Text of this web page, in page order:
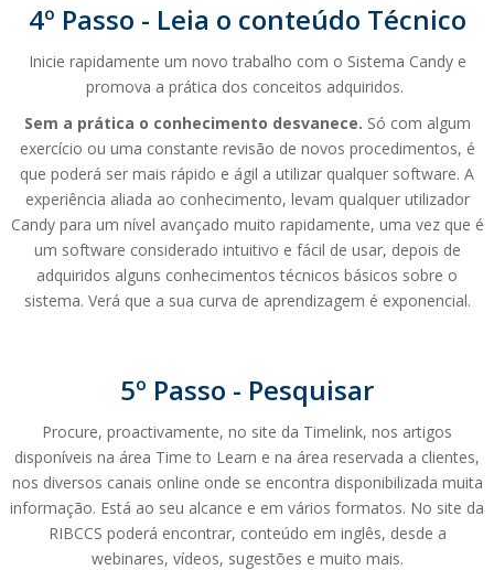
4º Passo - Leia o conteúdo Técnico
Inicie rapidamente um novo trabalho com o Sistema Candy e
promova a prática dos conceitos adquiridos.
Sem a prática o conhecimento desvanece. Só com algum
exercício ou uma constante revisão de novos procedimentos, é
que poderá ser mais rápido e ágil a utilizar qualquer software. A
experiência aliada ao conhecimento, levam qualquer utilizador
Candy para um nível avançado muito rapidamente, uma vez que é
um software considerado intuitivo e fácil de usar, depois de
adquiridos alguns conhecimentos técnicos básicos sobre o
sistema. Verá que a sua curva de aprendizagem é exponencial.
5º Passo - Pesquisar
Procure, proactivamente, no site da Timelink, nos artigos
disponíveis na área Time to Learn e na área reservada a clientes,
nos diversos canais online onde se encontra disponibilizada muita
informação. Está ao seu alcance e em vários formatos. No site da
RIBCCS poderá encontrar, conteúdo em inglês, desde a
webinares, vídeos, sugestões e muito mais.